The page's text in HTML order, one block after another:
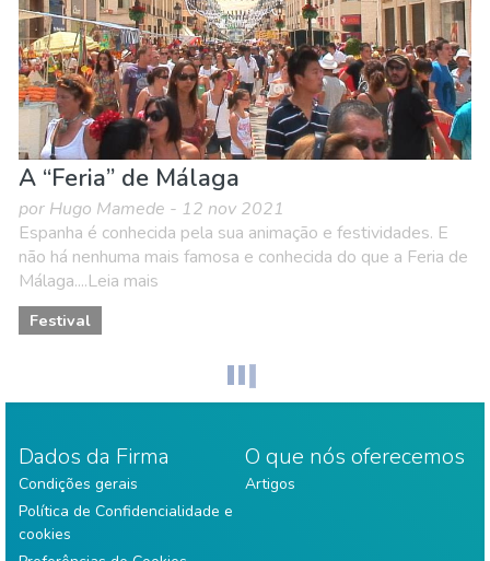
A “Feria” de Málaga
por Hugo Mamede - 12 nov 2021
Espanha é conhecida pela sua animação e festividades. E
não há nenhuma mais famosa e conhecida do que a Feria de
Málaga....Leia mais
Festival
Dados da Firma
Condições gerais
Política de Confidencialidade e
cookies
O que nós oferecemos
Artigos